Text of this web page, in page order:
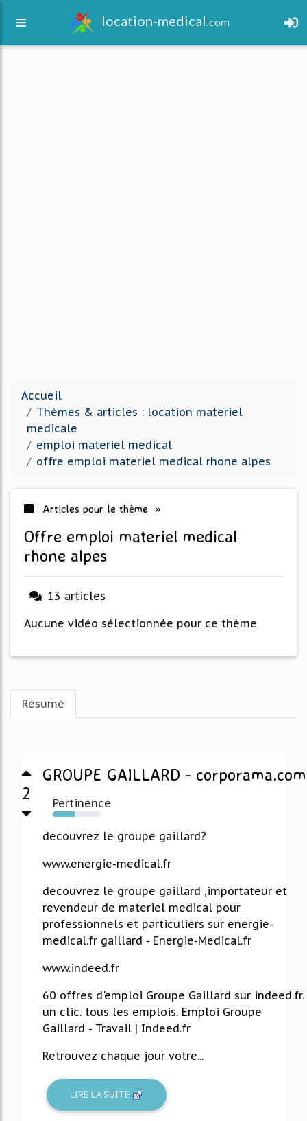
location-medical.com
Accueil
Thèmes & articles : location materiel
medicale
emploi materiel medical
offre emploi materiel medical rhone alpes
Articles pour le thème »
offre emploi materiel medical
rhone alpes
13 articles
Aucune vidéo sélectionnée pour ce thème
Résumé
2
GROUPE GAILLARD - corporama.com
Pertinence
46%
decouvrez le groupe gaillard?
www.energie-medical.fr
decouvrez le groupe gaillard ,importateur et
revendeur de materiel medical pour
professionnels et particuliers sur energie-
medical.fr gaillard - Energie-Medical.fr
www.indeed.fr
60 offres d'emploi Groupe Gaillard sur indeed.fr.
un clic. tous les emplois. Emploi Groupe
Gaillard - Travail | Indeed.fr
Retrouvez chaque jour votre...
LIRE LA SUITE